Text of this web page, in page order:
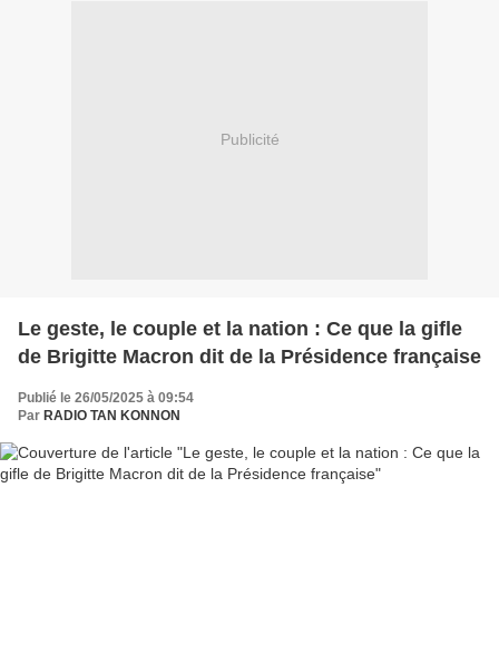
Publicité
Le geste, le couple et la nation : Ce que la gifle
de Brigitte Macron dit de la Présidence française
Publié le 26/05/2025 à 09:54
Par RADIO TAN KONNON